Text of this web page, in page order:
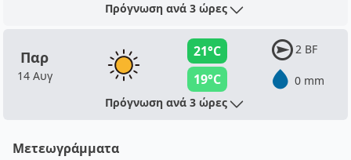
Πρόγνωση ανά 3 ώρες
Παρ
14 Αυγ
21°C
19°C
2 BF
0 mm
Πρόγνωση ανά 3 ώρες
Μετεωγράμματα